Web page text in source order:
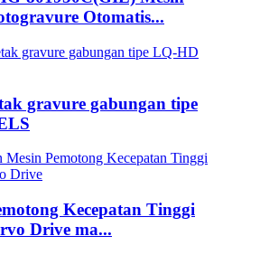
Otomatis...
gravure gabungan tipe
Kecepatan Tinggi
Drive ma...